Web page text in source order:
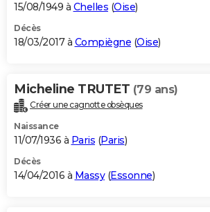
15/08/1949 à Chelles (Oise)
Décès
18/03/2017 à Compiègne (Oise)
Micheline TRUTET (79 ans)
Créer une cagnotte obsèques
Naissance
11/07/1936 à Paris (Paris)
Décès
14/04/2016 à Massy(Essonne)